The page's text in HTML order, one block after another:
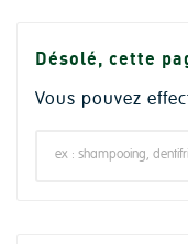
Désolé, cette
Vous pouvez